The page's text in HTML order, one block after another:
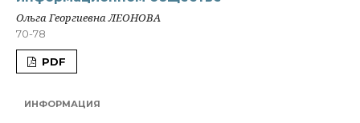
Ольга Георгиевна ЛЕОНОВА
70-78
PDF
ИНФОРМАЦИЯ